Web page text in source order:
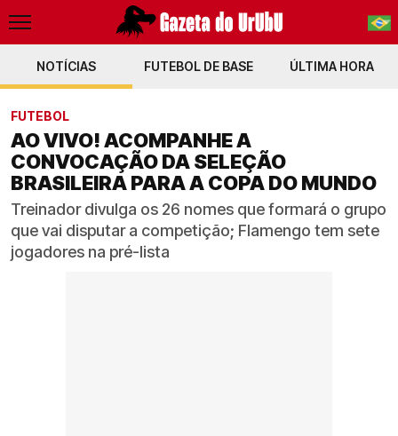
PT-BR
NOTÍCIAS FUTEBOL DE BASE ÚLTIMA HORA
FUTEBOL
AO VIVO! ACOMPANHE A
CONVOCAÇÃO DA SELEÇÃO
BRASILEIRA PARA A COPA DO MUNDO
Treinador divulga os 26 nomes que formará o grupo
que vai disputar a competição; Flamengo tem sete
jogadores na pré-lista